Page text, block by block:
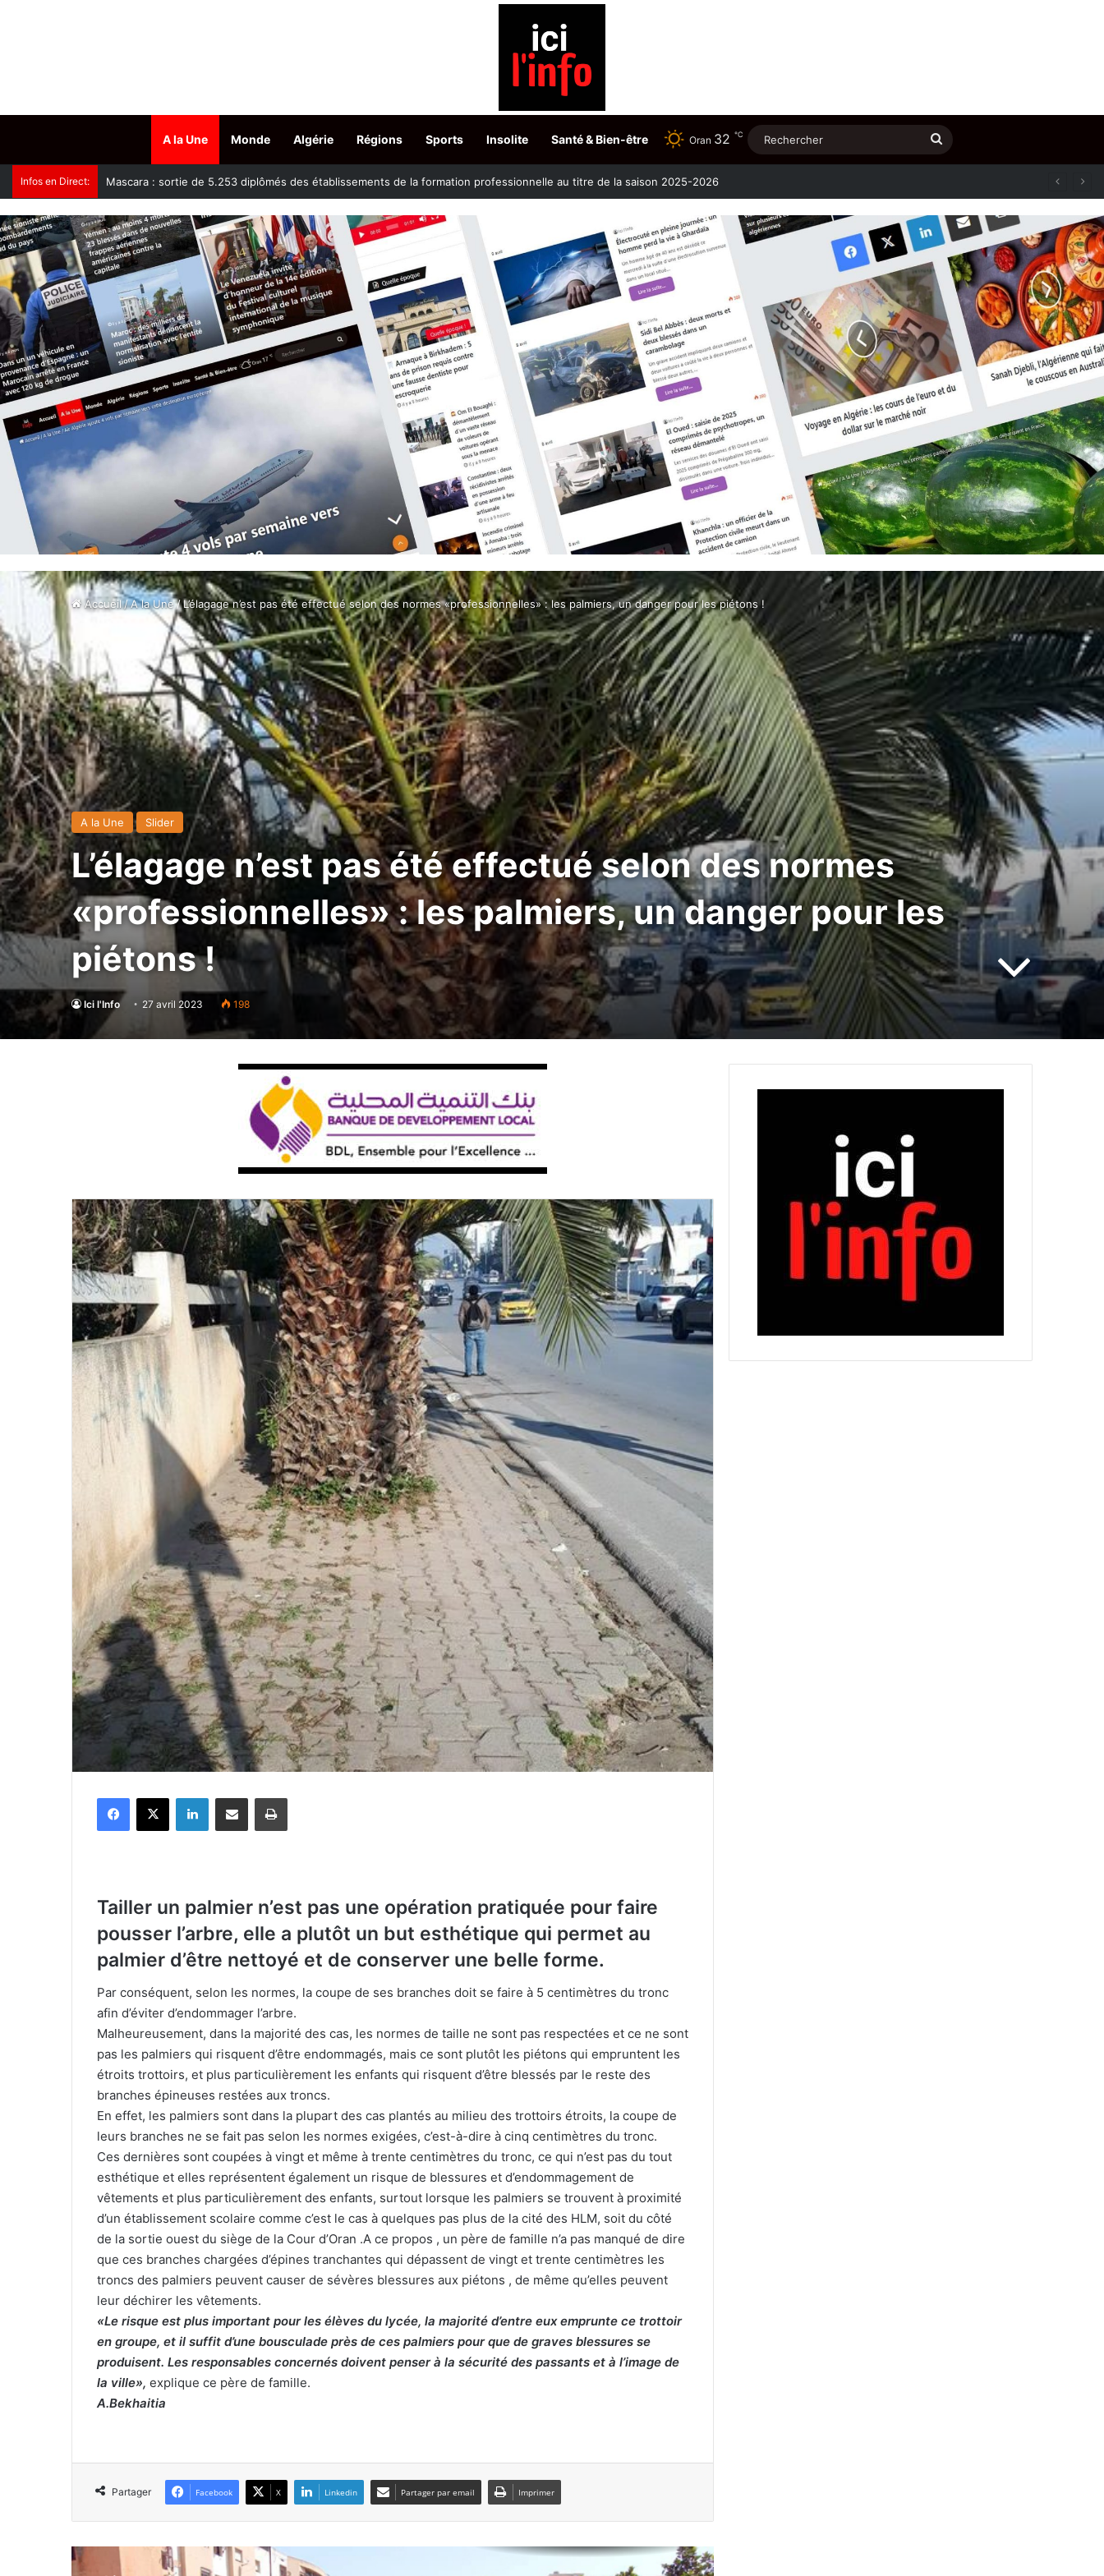
A la Une Monde Algérie Régions Sports Insolite Santé & Bien-être Oran 32 ℃ Rechercher
Infos en Direct: Tissemsilt : plus de 15.500 têtes d’ovins vaccinés contre la clavelée
Accueil/A la Une/L’élagage n’est pas été effectué selon des normes «professionnelles» : les palmiers, un danger pour les piétons !
A la Une Slider
L’élagage n’est pas été effectué selon des normes
«professionnelles» : les palmiers, un danger pour les
piétons !
Ici l'Info 27 avril 2023 198
Tailler un palmier n’est pas une opération pratiquée pour faire
pousser l’arbre, elle a plutôt un but esthétique qui permet au
palmier d’être nettoyé et de conserver une belle forme.
Par conséquent, selon les normes, la coupe de ses branches doit se faire à 5 centimètres du tronc
afin d’éviter d’endommager l’arbre.
Malheureusement, dans la majorité des cas, les normes de taille ne sont pas respectées et ce ne sont
pas les palmiers qui risquent d’être endommagés, mais ce sont plutôt les piétons qui empruntent les
étroits trottoirs, et plus particulièrement les enfants qui risquent d’être blessés par le reste des
branches épineuses restées aux troncs.
En effet, les palmiers sont dans la plupart des cas plantés au milieu des trottoirs étroits, la coupe de
leurs branches ne se fait pas selon les normes exigées, c’est-à-dire à cinq centimètres du tronc.
Ces dernières sont coupées à vingt et même à trente centimètres du tronc, ce qui n’est pas du tout
esthétique et elles représentent également un risque de blessures et d’endommagement de
vêtements et plus particulièrement des enfants, surtout lorsque les palmiers se trouvent à proximité
d’un établissement scolaire comme c’est le cas à quelques pas plus de la cité des HLM, soit du côté
de la sortie ouest du siège de la Cour d’Oran .A ce propos , un père de famille n’a pas manqué de dire
que ces branches chargées d’épines tranchantes qui dépassent de vingt et trente centimètres les
troncs des palmiers peuvent causer de sévères blessures aux piétons , de même qu’elles peuvent
leur déchirer les vêtements.
«Le risque est plus important pour les élèves du lycée, la majorité d’entre eux emprunte ce trottoir
en groupe, et il suffit d’une bousculade près de ces palmiers pour que de graves blessures se
produisent. Les responsables concernés doivent penser à la sécurité des passants et à l’image de
la ville», explique ce père de famille.
A.Bekhaitia
Partager Facebook X Linkedin Partager par email Imprimer
Coupe de la Confédération : l’USMA et
le CRB fixés sur leurs adversaires
potentiels
Ligue des champions d’Afrique : le MC
Alger débutera face au Nigérien de
Nigelec
La JS Kabylie inaugure un centre de
ses 80 ans
Tiaret : six morts dans une violente
plages d’Aïn El Turck